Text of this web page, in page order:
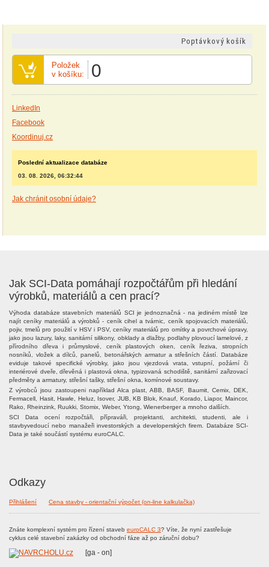
Poptávkový košík
Položek
v košíku:
0
LinkedIn
Facebook
Koordinuj.cz
Poslední aktualizace databáze
03. 08. 2026, 06:32:44
Jak chránit osobní údaje?
Jak SCI-Data pomáhají rozpočtářům při hledání
výrobků, materiálů a cen prací?
Výhoda databáze stavebních materiálů SCI je jednoznačná - na jediném místě lze
najít ceníky materiálů a výrobků - ceník cihel a tvárnic, ceník spojovacích materiálů,
pojiv, tmelů pro použití v HSV i PSV, ceníky materiálů pro omítky a povrchové úpravy,
jako jsou lazury, laky, sanitární silikony, obklady a dlažby, podlahy plovoucí lamelové, z
přírodního dřeva i průmyslové, ceník plastových oken, ceník řeziva, stropních
nosníků, vložek a dílců, panelů, betonářských armatur a střešních částí. Databáze
eviduje takové specifické výrobky, jako jsou vjezdová vrata, vstupní, požární či
interiérové dveře, dřevěná i plastová okna, typizovaná schodiště, sanitární zařizovací
předměty a armatury, střešní tašky, střešní okna, komínové soustavy.
Z výrobců jsou zastoupeni například Alca plast, ABB, BASF, Baumit, Cemix, DEK,
Fermacell, Hasit, Hawle, Heluz, Isover, JUB, KB Blok, Knauf, Korado, Liapor, Maincor,
Rako, Rheinzink, Ruukki, Stomix, Weber, Ytong, Wienerberger a mnoho dalších.
SCI Data ocení rozpočtáři, přípraváři, projektanti, architekti, studenti, ale i
stavbyvedoucí nebo manažeři investorských a developerských firem. Databáze SCI-
Data je také součástí systému euroCALC.
Odkazy
Přihlášení Cena stavby - orientační výpočet (on-line kalkulačka)
Znáte komplexní systém pro řízení staveb euroCALC 3? Víte, že nyní zastřešuje
cyklus celé stavební zakázky od obchodní fáze až po záruční dobu?
[ga - on]